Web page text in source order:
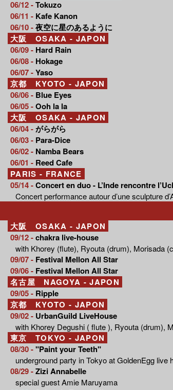
06/12 -Tokuzo
06/11 - Kafe Kanon
06/10 -夜空に星のあるように
大阪 OSAKA - JAPON
06/09 - Hard Rain
06/08 - Hokage
06/07 -Yaso
京都 KYOTO - JAPON
06/06 - Blue Eyes
06/05 -Ooh la la
大阪 OSAKA - JAPON
06/04 -がらがら
06/03 - Para-Dice
06/02 - Namba Bears
06/01 - Reed Cafe
PARIS - FRANCE
05/14 -Concert en duo - L’Inde rencontre
Concert performance autour d’une sculpture
大阪 OSAKA - JAPON
09/12 -chakra live-house
with Khorey (flute), Ryouta (drum), Morisada
09/07 - Festival Mellon All Star
09/06 - Festival Mellon All Star
名古屋 NAGOYA - JAPON
09/05 - Ripple
京都 KYOTO - JAPON
09/02 - UrbanGuild LiveHouse
with Khorey Degushi ( flute ), Ryouta (drum),
東京 TOKYO - JAPON
08/30 -"Paint your Teeth"
underground party in Tokyo at GoldenEgg live
08/29 -Zizi Annabelle
special guest Amie Maruyama